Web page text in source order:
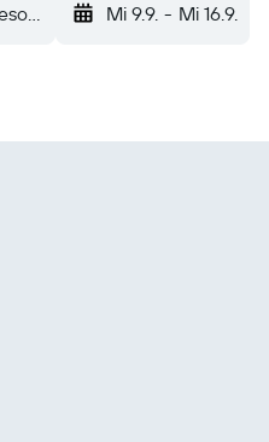
Resolute Bay (YRB) Mi 9.9. - Mi 16.9.